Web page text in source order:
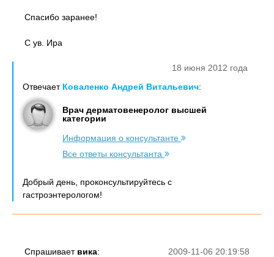
Спасибо заранее!
С ув. Ира
18 июня 2012 года
Отвечает Коваленко Андрей Витальевич:
Врач дерматовенеролог высшей
категории
Информация о консультанте
Все ответы консультанта
Добрый день, проконсультируйтесь с
гастроэнтерологом!
2009-11-06 20:19:58
Спрашивает вика: